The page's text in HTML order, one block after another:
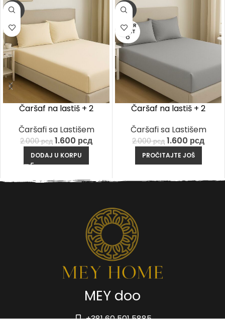
-20%
Čaršaf na lastiš + 2
Čaršafi sa Lastišem
2.000рсд 1.600 рсд
DODAJ U KORPU
-20%
RASPR
ODAT
O
Čaršaf na lastiš + 2
Čaršafi sa Lastišem
2.000рсд 1.600 рсд
PROČITAJTE JOŠ
MEY doo